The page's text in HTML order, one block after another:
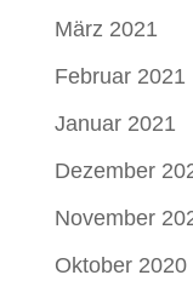
März 2021
Februar 2021
Januar 2021
Dezember
November
Oktober 2020